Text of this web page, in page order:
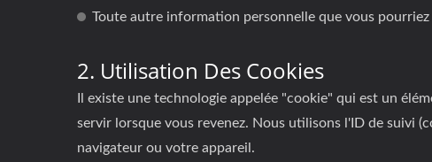
Toute autre information personnelle que vous
2. Utilisation Des Cookies
Il existe une technologie appelée "cookie" qui est un
servir lorsque vous revenez. Nous utilisons l'ID de suivi
navigateur ou votre appareil.